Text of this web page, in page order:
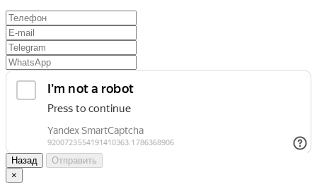
Назад
Отправить
×